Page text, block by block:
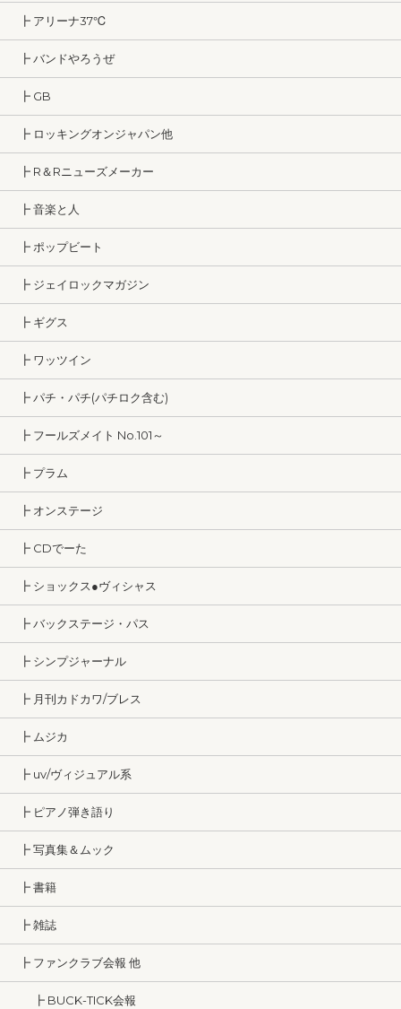
┣ アリーナ37℃
┣ バンドやろうぜ
┣ GB
┣ ロッキングオンジャパン他
┣ R＆Rニューズメーカー
┣ 音楽と人
┣ ポップビート
┣ ジェイロックマガジン
┣ ギグス
┣ ワッツイン
┣ パチ・パチ(パチロク含む)
┣ フールズメイト No.101～
┣ プラム
┣ オンステージ
┣ CDでーた
┣ ショックス●ヴィシャス
┣ バックステージ・パス
┣ シンプジャーナル
┣ 月刊カドカワ/ブレス
┣ ムジカ
┣ uv/ヴィジュアル系
┣ ピアノ弾き語り
┣ 写真集＆ムック
┣ 書籍
┣ 雑誌
┣ ファンクラブ会報 他
┣ BUCK-TICK会報